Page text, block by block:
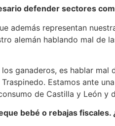
defender sectores
representan
alemán hablando mal de
ganaderos, es hablar
Estamos ante
de Castilla y León y
bebé o rebajas